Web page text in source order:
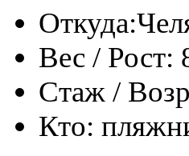
Откуда:
Вес / Рост:
Стаж /
Кто: